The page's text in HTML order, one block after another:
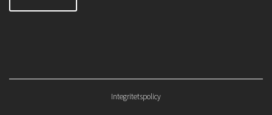
Integritetspolicy